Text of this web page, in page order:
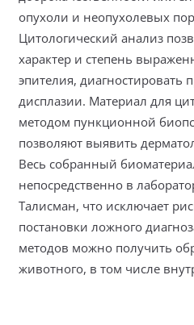
опухоли и неопухолевых
Цитологический анализ
характер и степень
эпителия, диагностировать
дисплазии. Материал для
методом пункционной
позволяют выявить
Весь собранный
непосредственно в
Талисман, что исключает
постановки ложного
методов можно получить
животного, в том числе